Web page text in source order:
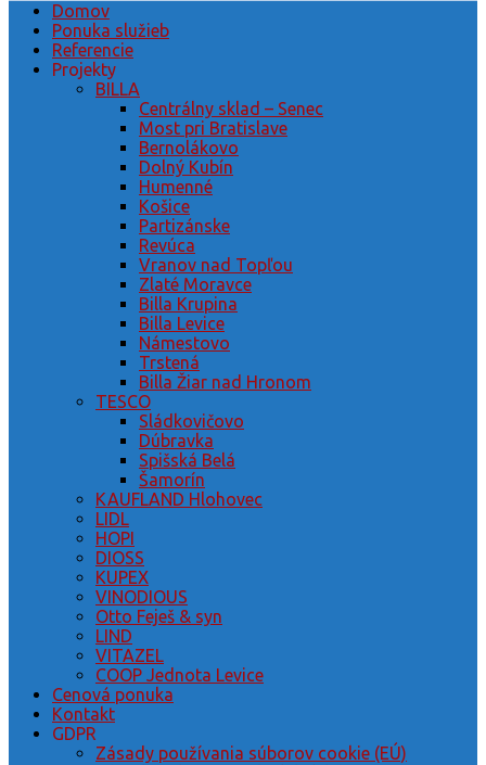
Domov
Ponuka služieb
Referencie
Projekty
BILLA
Centrálny sklad – Senec
Most pri Bratislave
Bernolákovo
Dolný Kubín
Humenné
Košice
Partizánske
Revúca
Vranov nad Topľou
Zlaté Moravce
Billa Krupina
Billa Levice
Námestovo
Trstená
Billa Žiar nad Hronom
TESCO
Sládkovičovo
Dúbravka
Spišská Belá
Šamorín
KAUFLAND Hlohovec
LIDL
HOPI
DIOSS
KUPEX
VINODIOUS
Otto Feješ & syn
LIND
VITAZEL
COOP Jednota Levice
Cenová ponuka
Kontakt
GDPR
Zásady používania súborov cookie (EÚ)